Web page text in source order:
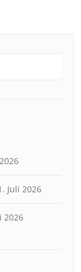
Juli 2026
2026